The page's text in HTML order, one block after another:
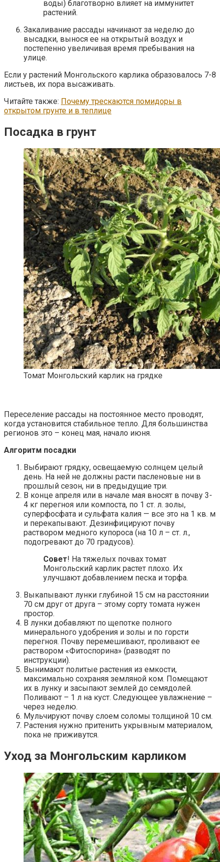
воды) благотворно влияет на иммунитет
растений.
Закаливание рассады начинают за неделю до
высадки, вынося ее на открытый воздух и
постепенно увеличивая время пребывания на
улице.
Если у растений Монгольского карлика образовалось 7-8
листьев, их пора высаживать.
Читайте также: Почему трескаются помидоры в
открытом грунте и в теплице
Посадка в грунт
Томат Монгольский карлик на грядке
Переселение рассады на постоянное место проводят,
когда установится стабильное тепло. Для большинства
регионов это – конец мая, начало июня.
Алгоритм посадки
Выбирают грядку, освещаемую солнцем целый
день. На ней не должны расти пасленовые ни в
прошлый сезон, ни в предыдущие три.
В конце апреля или в начале мая вносят в почву 3-
4 кг перегноя или компоста, по 1 ст. л. золы,
суперфосфата и сульфата калия — все это на 1 кв. м
и перекапывают. Дезинфицируют почву
раствором медного купороса (на 10 л – ст. л.,
подогревают до 70 градусов).
Совет! На тяжелых почвах томат
Монгольский карлик растет плохо. Их
улучшают добавлением песка и торфа.
Выкапывают лунки глубиной 15 см на расстоянии
70 см друг от друга – этому сорту томата нужен
простор.
В лунки добавляют по щепотке полного
минерального удобрения и золы и по горсти
перегноя. Почву перемешивают, проливают ее
раствором «Фитоспорина» (разводят по
инструкции).
Вынимают политые растения из емкости,
максимально сохраняя земляной ком. Помещают
их в лунку и засыпают землей до семядолей.
Поливают – 1 л на куст. Следующее увлажнение –
через неделю.
Мульчируют почву слоем соломы толщиной 10 см.
Растения нужно притенить укрывным материалом,
пока не приживутся.
Уход за Монгольским карликом